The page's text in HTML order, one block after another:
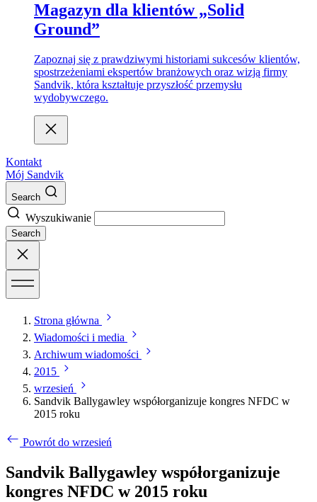
Magazyn dla klientów „Solid
Ground”
Zapoznaj się z prawdziwymi historiami sukcesów klientów,
spostrzeżeniami ekspertów branżowych oraz wizją firmy
Sandvik, która kształtuje przyszłość przemysłu
wydobywczego.
Kontakt
Mój Sandvik
Search
Wyszukiwanie
Search
Strona główna
Wiadomości i media
Archiwum wiadomości
2015
wrzesień
Sandvik Ballygawley współorganizuje kongres NFDC w
2015 roku
Powrót do wrzesień
Sandvik Ballygawley współorganizuje
kongres NFDC w 2015 roku